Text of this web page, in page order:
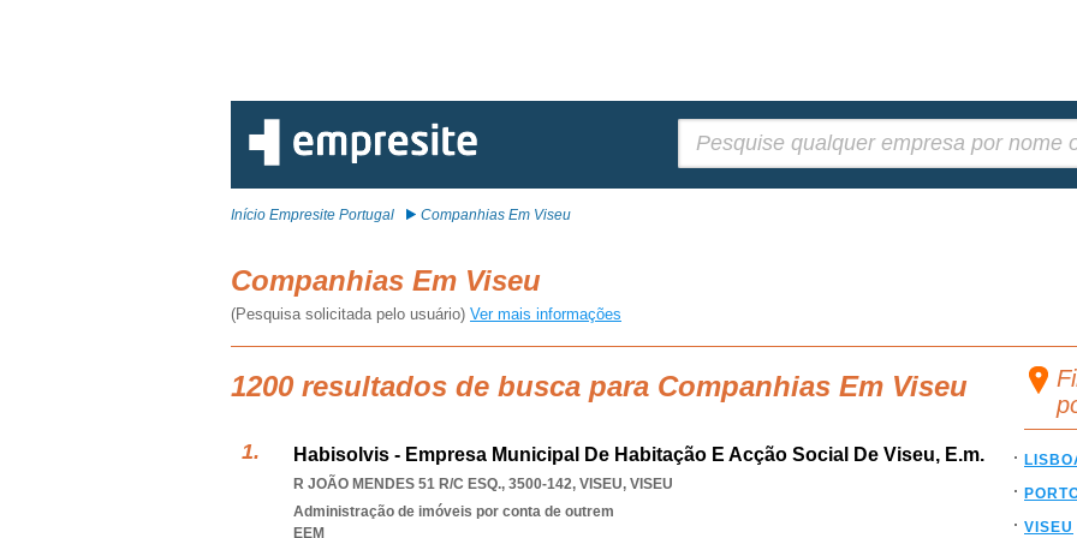
Início Empresite Portugal Companhias Em Viseu
Companhias Em Viseu
(Pesquisa solicitada pelo usuário) Ver mais informações
1200 resultados de busca para Companhias Em Viseu
Habisolvis - Empresa Municipal De Habitação E Acção Social De Viseu, E.m.
R JOÃO MENDES 51 R/C ESQ., 3500-142, VISEU, VISEU
Administração de imóveis por conta de outrem
EEM
VISEU